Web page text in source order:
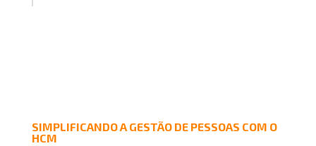
SIMPLIFICANDO A GESTÃO DE PESSOAS COM O
HCM